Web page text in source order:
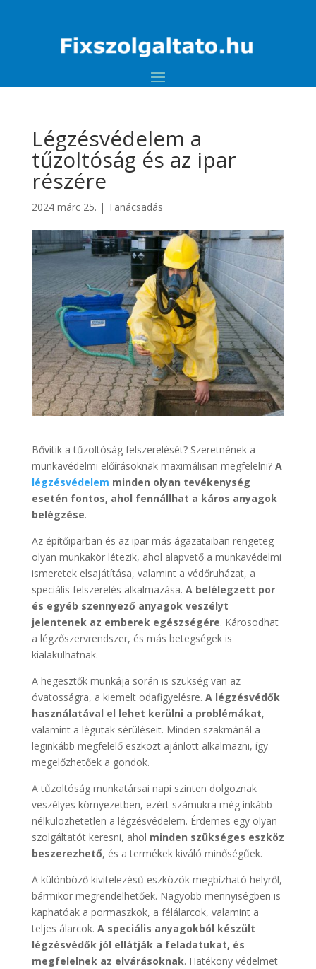
Légzésvédelem a
tűzoltóság és az ipar
részére
2024 márc 25. | Tanácsadás
Bővítik a tűzoltóság felszerelését? Szeretnének a
munkavédelmi előírásoknak maximálisan megfelelni? A
légzésvédelem minden olyan tevékenység
esetén fontos, ahol fennállhat a káros anyagok
belégzése.
Az építőiparban és az ipar más ágazataiban rengeteg
olyan munkakör létezik, ahol alapvető a munkavédelmi
ismeretek elsajátítása, valamint a védőruházat, a
speciális felszerelés alkalmazása. A belélegzett por
és egyéb szennyező anyagok veszélyt
jelentenek az emberek egészségére. Károsodhat
a légzőszervrendszer, és más betegségek is
kialakulhatnak.
A hegesztők munkája során is szükség van az
óvatosságra, a kiemelt odafigyelésre. A légzésvédők
használatával el lehet kerülni a problémákat,
valamint a légutak sérüléseit. Minden szakmánál a
leginkább megfelelő eszközt ajánlott alkalmazni, így
megelőzhetőek a gondok.
A tűzoltóság munkatársai napi szinten dolgoznak
veszélyes környezetben, ezért számukra még inkább
nélkülözhetetlen a légzésvédelem. Érdemes egy olyan
szolgáltatót keresni, ahol minden szükséges eszköz
beszerezhető, és a termékek kiváló minőségűek.
A különböző kivitelezésű eszközök megbízható helyről,
bármikor megrendelhetőek. Nagyobb mennyiségben is
kaphatóak a pormaszkok, a félálarcok, valamint a
teljes álarcok. A speciális anyagokból készült
légzésvédők jól ellátják a feladatukat, és
megfelelnek az elvárásoknak. Hatékony védelmet